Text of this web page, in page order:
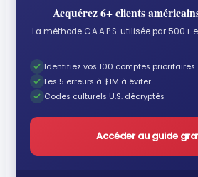
Acquérez 6+ clients
La méthode C.A.A.P.S. utilisée par
Identifiez vos 100 comptes prioritaires
Les 5 erreurs à $1M à éviter
Codes culturels U.S. décryptés
Accéder au guide